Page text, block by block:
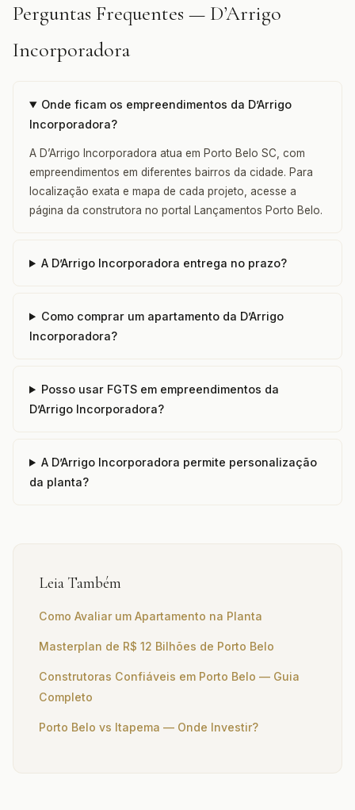
Perguntas Frequentes — D’Arrigo
Incorporadora
Onde ficam os empreendimentos da D’Arrigo
Incorporadora?
A D’Arrigo Incorporadora atua em Porto Belo SC, com
empreendimentos em diferentes bairros da cidade. Para
localização exata e mapa de cada projeto, acesse a
página da construtora no portal Lançamentos Porto Belo.
A D’Arrigo Incorporadora entrega no prazo?
Como comprar um apartamento da D’Arrigo
Incorporadora?
Posso usar FGTS em empreendimentos da
D’Arrigo Incorporadora?
A D’Arrigo Incorporadora permite personalização
da planta?
Leia Também
Como Avaliar um Apartamento na Planta
Masterplan de R$ 12 Bilhões de Porto Belo
Construtoras Confiáveis em Porto Belo — Guia
Completo
Porto Belo vs Itapema — Onde Investir?